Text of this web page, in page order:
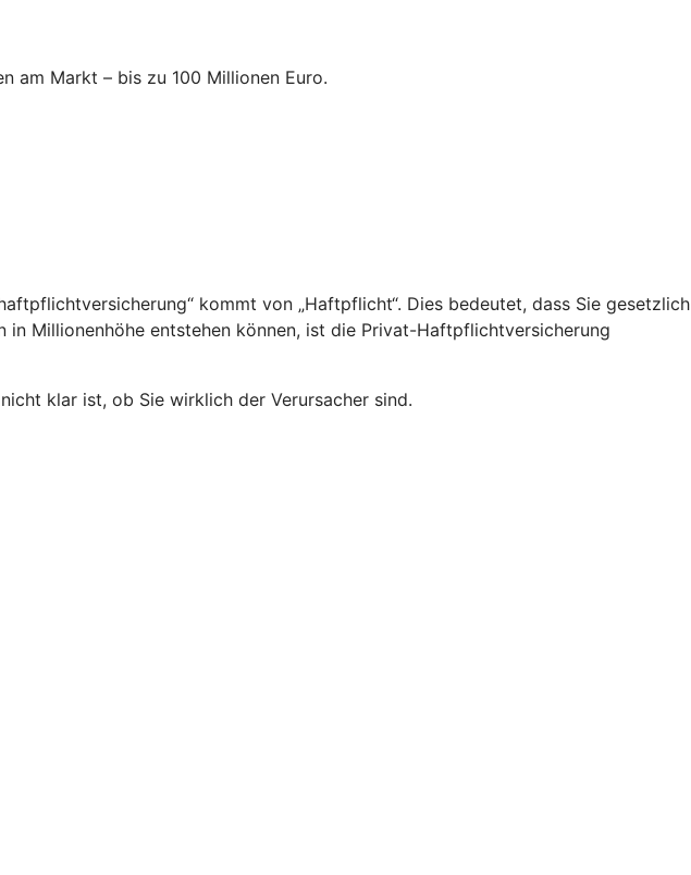
am Markt – bis zu 100 Millionen Euro.
kommt von „Haftpflicht“. Dies bedeutet, dass Sie gesetzlich
Millionenhöhe entstehen können, ist die Privat-Haftpflichtversicherung
klar ist, ob Sie wirklich der Verursacher sind.